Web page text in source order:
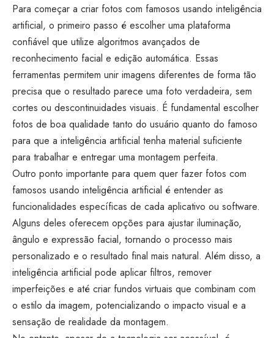
Para começar a criar fotos com famosos usando inteligência
artificial, o primeiro passo é escolher uma plataforma
confiável que utilize algoritmos avançados de
reconhecimento facial e edição automática. Essas
ferramentas permitem unir imagens diferentes de forma tão
precisa que o resultado parece uma foto verdadeira, sem
cortes ou descontinuidades visuais. É fundamental escolher
fotos de boa qualidade tanto do usuário quanto do famoso
para que a inteligência artificial tenha material suficiente
para trabalhar e entregar uma montagem perfeita.
Outro ponto importante para quem quer fazer fotos com
famosos usando inteligência artificial é entender as
funcionalidades específicas de cada aplicativo ou software.
Alguns deles oferecem opções para ajustar iluminação,
ângulo e expressão facial, tornando o processo mais
personalizado e o resultado final mais natural. Além disso, a
inteligência artificial pode aplicar filtros, remover
imperfeições e até criar fundos virtuais que combinam com
o estilo da imagem, potencializando o impacto visual e a
sensação de realidade da montagem.